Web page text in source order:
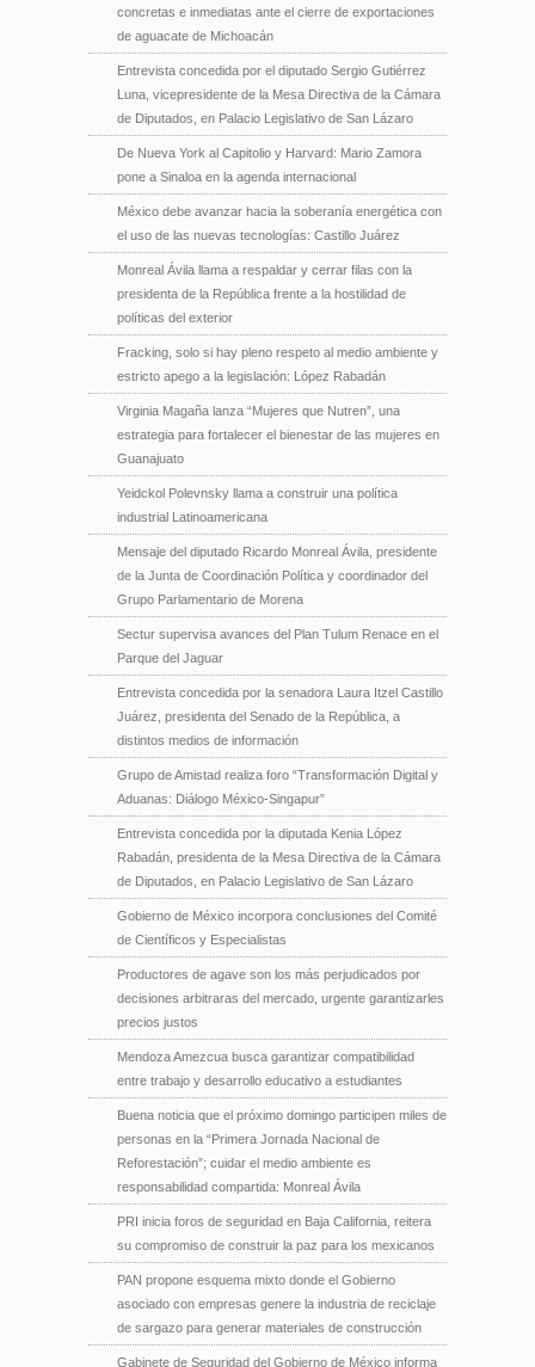
concretas e inmediatas ante el cierre de exportaciones
de aguacate de Michoacán
Entrevista concedida por el diputado Sergio Gutiérrez
Luna, vicepresidente de la Mesa Directiva de la Cámara
de Diputados, en Palacio Legislativo de San Lázaro
De Nueva York al Capitolio y Harvard: Mario Zamora
pone a Sinaloa en la agenda internacional
México debe avanzar hacia la soberanía energética con
el uso de las nuevas tecnologías: Castillo Juárez
Monreal Ávila llama a respaldar y cerrar filas con la
presidenta de la República frente a la hostilidad de
políticas del exterior
Fracking, solo si hay pleno respeto al medio ambiente y
estricto apego a la legislación: López Rabadán
Virginia Magaña lanza “Mujeres que Nutren”, una
estrategia para fortalecer el bienestar de las mujeres en
Guanajuato
Yeidckol Polevnsky llama a construir una política
industrial Latinoamericana
Mensaje del diputado Ricardo Monreal Ávila, presidente
de la Junta de Coordinación Política y coordinador del
Grupo Parlamentario de Morena
Sectur supervisa avances del Plan Tulum Renace en el
Parque del Jaguar
Entrevista concedida por la senadora Laura Itzel Castillo
Juárez, presidenta del Senado de la República, a
distintos medios de información
Grupo de Amistad realiza foro “Transformación Digital y
Aduanas: Diálogo México-Singapur”
Entrevista concedida por la diputada Kenia López
Rabadán, presidenta de la Mesa Directiva de la Cámara
de Diputados, en Palacio Legislativo de San Lázaro
Gobierno de México incorpora conclusiones del Comité
de Científicos y Especialistas
Productores de agave son los más perjudicados por
decisiones arbitraras del mercado, urgente garantizarles
precios justos
Mendoza Amezcua busca garantizar compatibilidad
entre trabajo y desarrollo educativo a estudiantes
Buena noticia que el próximo domingo participen miles de
personas en la “Primera Jornada Nacional de
Reforestación”; cuidar el medio ambiente es
responsabilidad compartida: Monreal Ávila
PRI inicia foros de seguridad en Baja California, reitera
su compromiso de construir la paz para los mexicanos
PAN propone esquema mixto donde el Gobierno
asociado con empresas genere la industria de reciclaje
de sargazo para generar materiales de construcción
Gabinete de Seguridad del Gobierno de México informa